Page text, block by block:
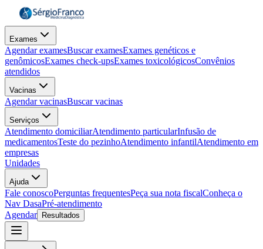
Exames
Agendar examesBuscar examesExames genéticos e
genômicosExames check-upsExames toxicológicosConvênios
atendidos
Vacinas
Agendar vacinasBuscar vacinas
Serviços
Atendimento domiciliarAtendimento particularInfusão de
medicamentosTeste do pezinhoAtendimento infantilAtendimento em
empresas
Unidades
Ajuda
Fale conoscoPerguntas frequentesPeça sua nota fiscalConheça o
Nav DasaPré-atendimento
Agendar
Resultados